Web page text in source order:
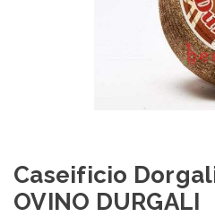
Caseificio Dorgali
OVINO DURGALI